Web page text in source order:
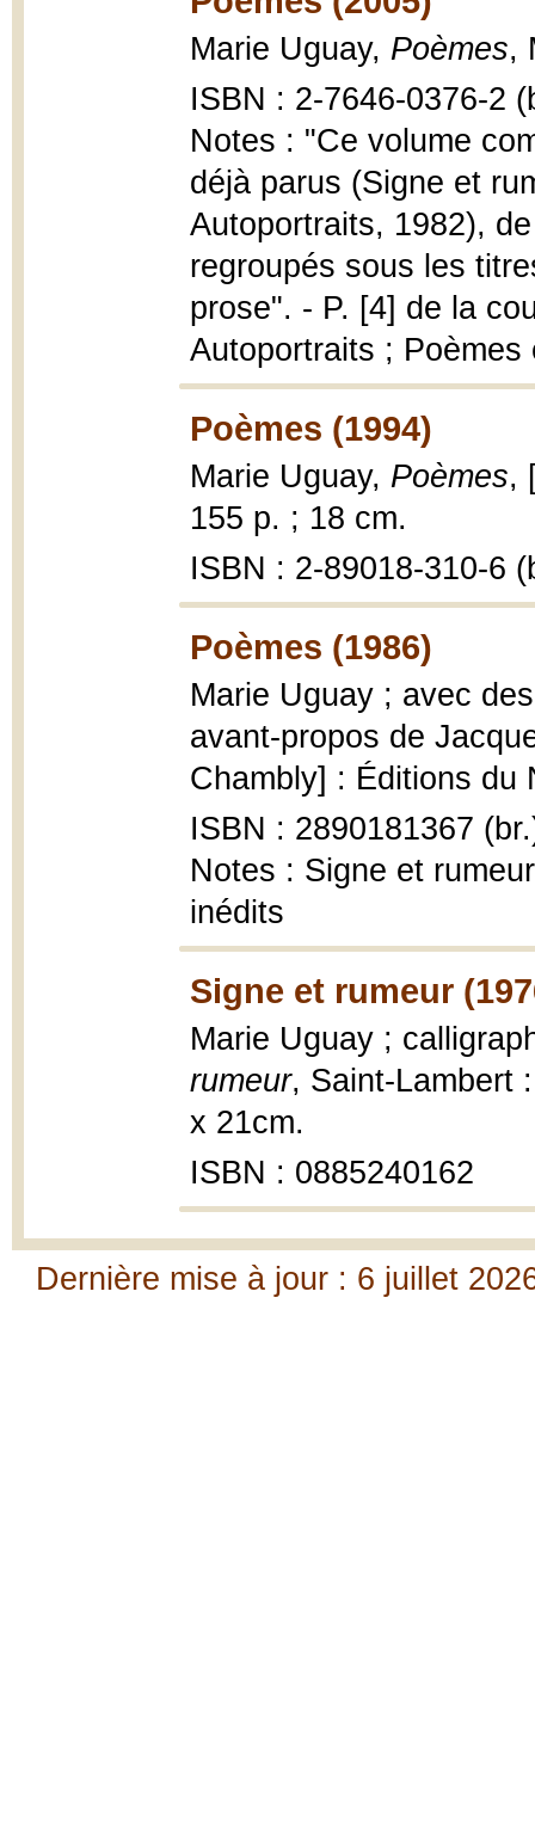
Marie Uguay, Poèmes,
ISBN : 2-7646-0376-2
Notes : "Ce volume
déjà parus (Signe et
Autoportraits, 1982),
regroupés sous les
prose". - P. [4] de la
Autoportraits ;
Poèmes (1994)
Marie Uguay, Poèmes,
155 p. ; 18 cm.
ISBN : 2-89018-310-6
Poèmes (1986)
Marie Uguay ; avec
avant-propos de
Chambly] : Éditions du
ISBN : 2890181367
Notes : Signe et
inédits
Signe et rumeur
Marie Uguay ;
rumeur, Saint-Lambert
x 21cm.
ISBN : 0885240162
Dernière mise à jour : 6 juillet